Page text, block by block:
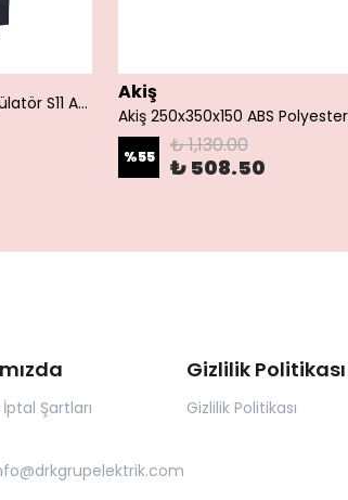
Çetinkaya 6 kVA Trifaze Regülatör S11 A3Y 01 | 300/460V-380V Endüstriyel Voltaj Dengeleyici Akiş
%55 ₺ 1,130.00
₺ 508.50
Şartları
Gizlilik Politikası
Gizlilik Politikası